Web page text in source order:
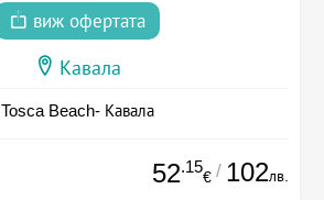
виж офертата
Кавала
Tosca Beach- Кавала
52.15
€ / 102лв.